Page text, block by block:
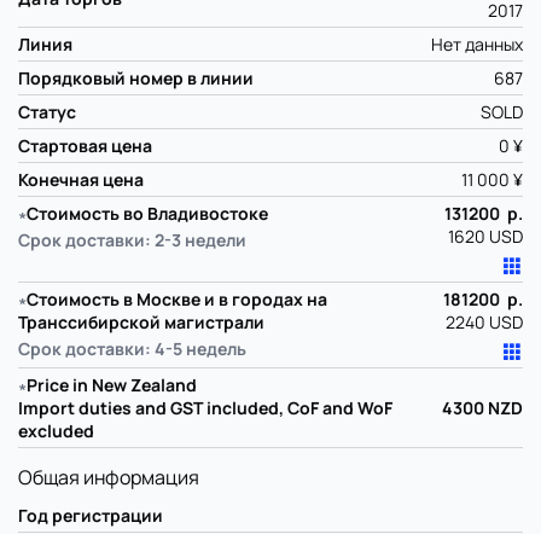
2017
Линия
Нет данных
Порядковый номер в линии
687
Статус
SOLD
Стартовая цена
0 ¥
Конечная цена
11 000 ¥
∗Стоимость во Владивостоке
Срок доставки: 2-3 недели
131200 р.
1620 USD
∗Стоимость в Москве и в городах на
Транссибирской магистрали
Срок доставки: 4-5 недель
181200 р.
2240 USD
∗Price in New Zealand
Import duties and GST included, CoF and WoF
excluded
4300 NZD
Общая информация
Год регистрации